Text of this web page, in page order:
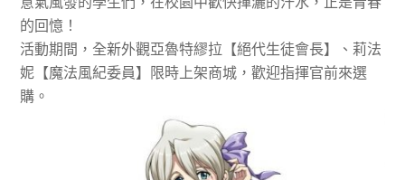
的回憶！
活動期間，全新外觀亞魯特繆拉【絕代生徒會長】、莉法
妮【魔法風紀委員】限時上架商城，歡迎指揮官前來選
購。